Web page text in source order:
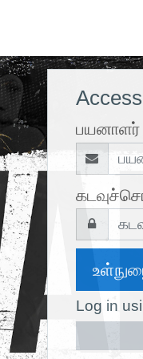
பயனாளர்
Log in